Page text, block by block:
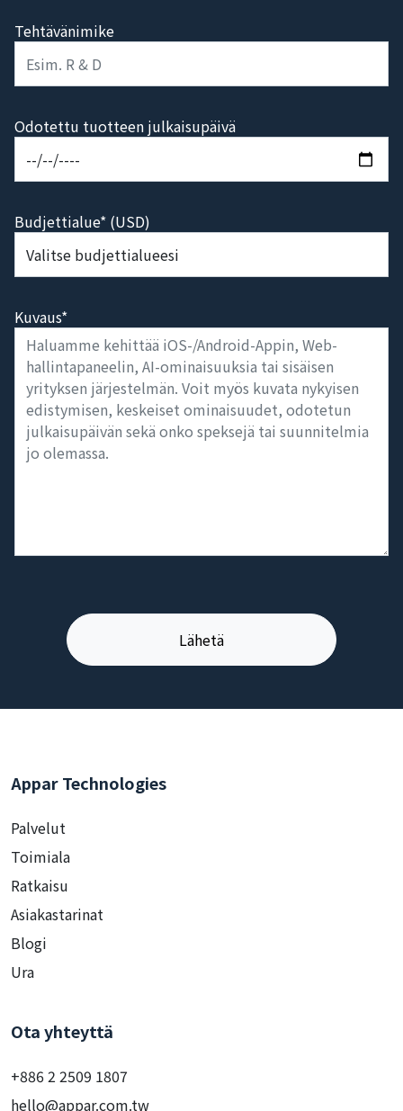
Tehtävänimike
Odotettu tuotteen julkaisupäivä
Budjettialue* (USD)
Kuvaus*
Appar Technologies
Palvelut
Toimiala
Ratkaisu
Asiakastarinat
Blogi
Ura
Ota yhteyttä
+886 2 2509 1807
hello@appar.com.tw